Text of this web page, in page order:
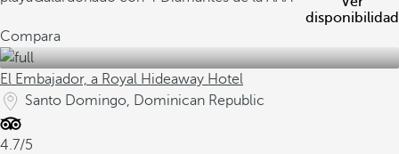
disponibilidad
Compara
El Embajador, a Royal Hideaway Hotel
Santo Domingo, Dominican Republic
4.7/5